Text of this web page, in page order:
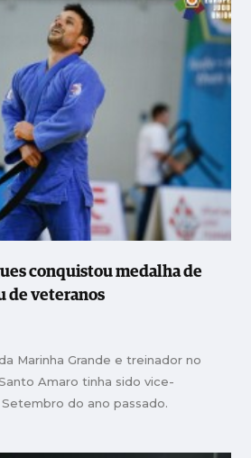
conquistou medalha de
de veteranos
Marinha Grande e treinador no
Amaro tinha sido vice-
do ano passado.